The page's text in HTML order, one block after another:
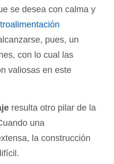
se desea con calma y
pues, un
con lo cual las
valiosas en este
resulta otro pilar de la
una
la construcción